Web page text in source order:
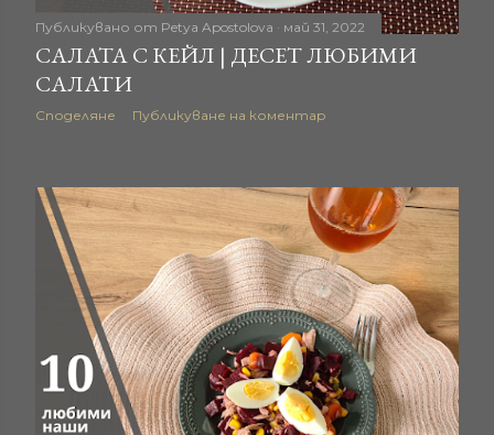
ц
и
и
Публикувано от Petya Apostolova май 31, 2022
САЛАТА С КЕЙЛ | ДЕСЕТ ЛЮБИМИ
САЛАТИ
Споделяне Публикуване на коментар